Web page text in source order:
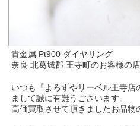
貴金属 Pt900 ダイヤリング
奈良 北葛城郡 王寺町のお客様の
いつも『よろずやリーベル王寺店
まして誠に有難うございます。
高価買取させて頂きましたお品物